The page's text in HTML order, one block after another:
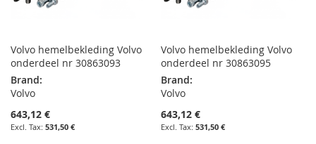
Volvo hemelbekleding Volvo
onderdeel nr 30863093
Brand:
Volvo
643,12 €
531,50 €
Volvo hemelbekleding Volvo
onderdeel nr 30863095
Brand:
Volvo
643,12 €
531,50 €